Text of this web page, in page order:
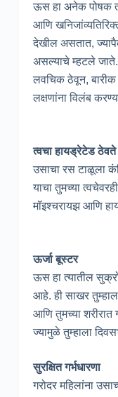
ऊस हा अनेक पोषक
आणि
देखील असतात,
असल्याचे म्हटले
लवचिक ठेवून, बारीक
लक्षणांना विलंब
त्वचा हायड्रेटेड ठेवते
उसाचा रस टाळूला
याचा तुमच्या
मॉइश्चरायझ आणि
ऊर्जा बूस्टर
ऊस हा त्यातील
आहे. ही साखर
आणि तुमच्या
ज्यामुळे तुम्हाला
सुरक्षित गर्भधारणा
गरोदर महिलांना